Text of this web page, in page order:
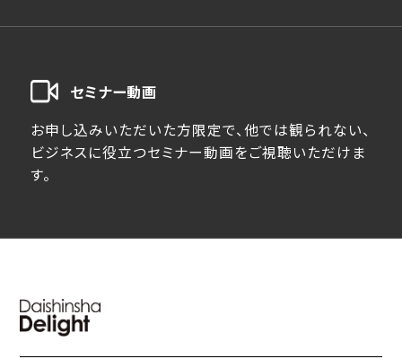
セミナー動画
お申し込みいただいた方限定で、他では観られない、
ビジネスに役立つセミナー動画をご視聴いただけま
す。